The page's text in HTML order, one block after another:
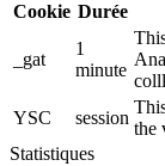
Cookie Durée
_gat
1
minute
YSC
session
the
Statistiques